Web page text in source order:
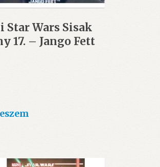
Star Wars Sisak
17. – Jango Fett